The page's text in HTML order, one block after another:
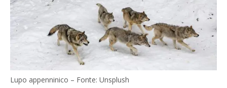
Lupo appenninico – Fonte: Unsplush